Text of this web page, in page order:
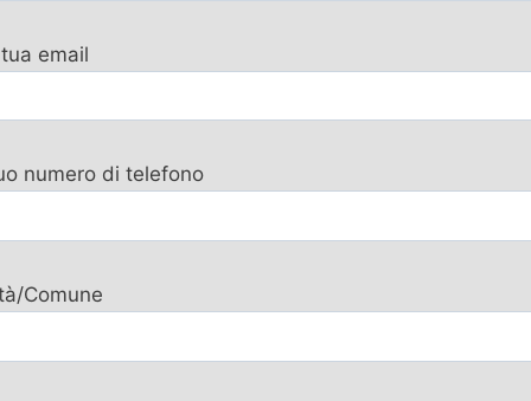
email
numero di telefono
Comune